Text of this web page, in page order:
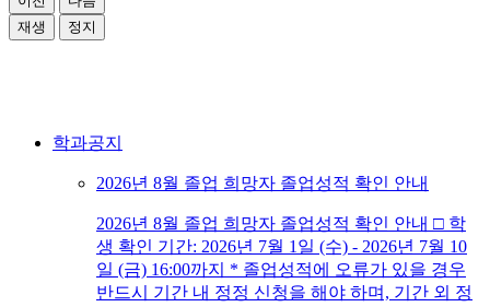
재생
정지
학과공지
2026년 8월 졸업 희망자 졸업성적 확인 안내
2026년 8월 졸업 희망자 졸업성적 확인 안내 □ 학
생 확인 기간: 2026년 7월 1일 (수) - 2026년 7월 10
일 (금) 16:00까지 * 졸업성적에 오류가 있을 경우
반드시 기간 내 정정 신청을 해야 하며, 기간 외 정